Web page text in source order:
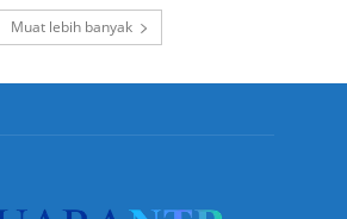
Muat lebih banyak